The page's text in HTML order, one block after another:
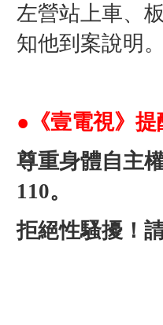
左營站上車、
知他到案說明。
●《壹電視》提
尊重身體自主
110。
拒絕性騷擾！